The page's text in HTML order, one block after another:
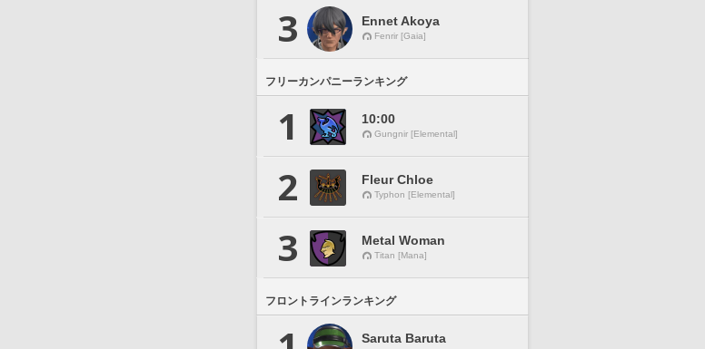
3 Ennet Akoya
Fenrir [Gaia]
フリーカンパニーランキング
1 10:00
Gungnir [Elemental]
2 Fleur Chloe
Typhon [Elemental]
3 Metal Woman
Titan [Mana]
フロントラインランキング
Saruta Baruta